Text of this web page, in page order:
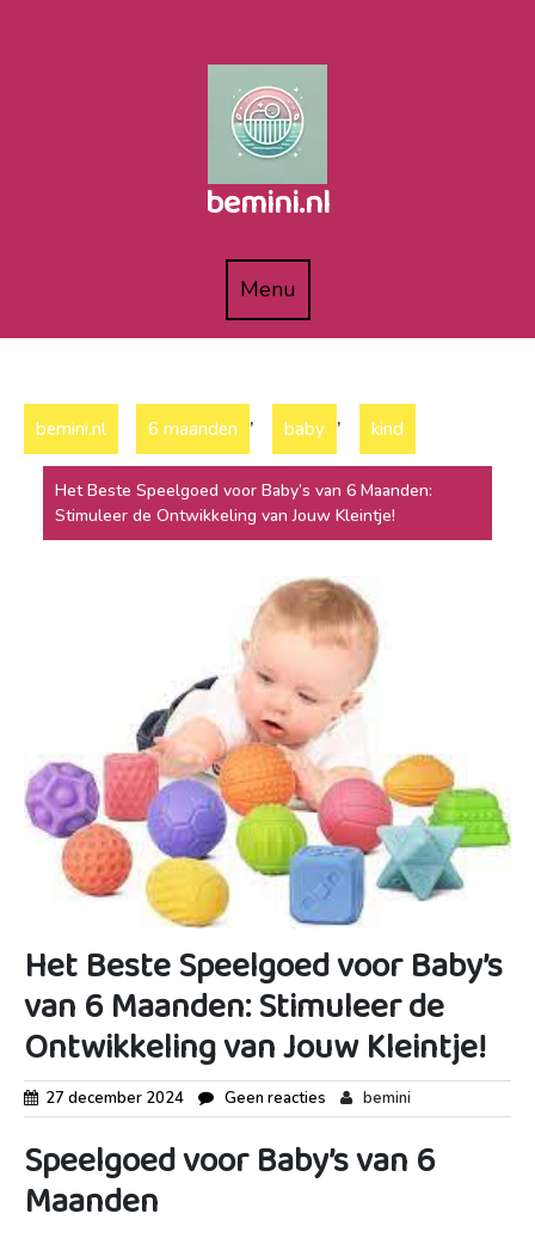
bemini.nl
MenuMenu
bemini.nl 6 maanden , baby , kind
Het Beste Speelgoed voor Baby’s van 6 Maanden:
Stimuleer de Ontwikkeling van Jouw Kleintje!
Het Beste Speelgoed voor Baby’s
van 6 Maanden: Stimuleer de
Ontwikkeling van Jouw Kleintje!
27 december 2024 Geen reacties bemini
Speelgoed voor Baby’s van 6
Maanden